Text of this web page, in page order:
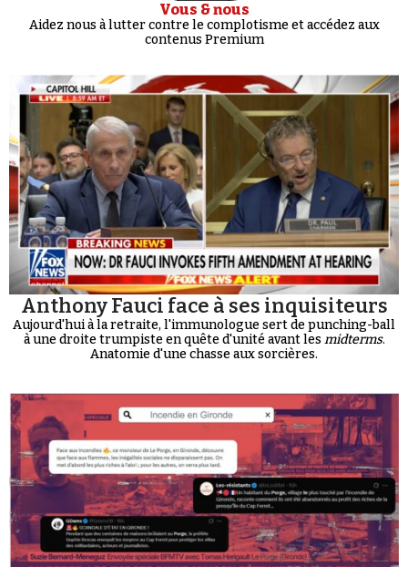
Vous & nous
Aidez nous à lutter contre le complotisme et accédez aux
contenus Premium
Anthony Fauci face à ses inquisiteurs
Aujourd'hui à la retraite, l'immunologue sert de punching-ball
à une droite trumpiste en quête d'unité avant les midterms.
Anatomie d'une chasse aux sorcières.